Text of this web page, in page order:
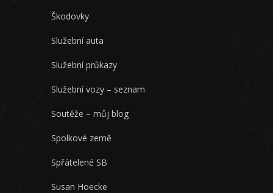
Škodovky
Služební auta
Služební průkazy
Služební vozy – seznam
Soutěže – můj blog
Spolkové země
Spřátelené SB
Susan Hoecke